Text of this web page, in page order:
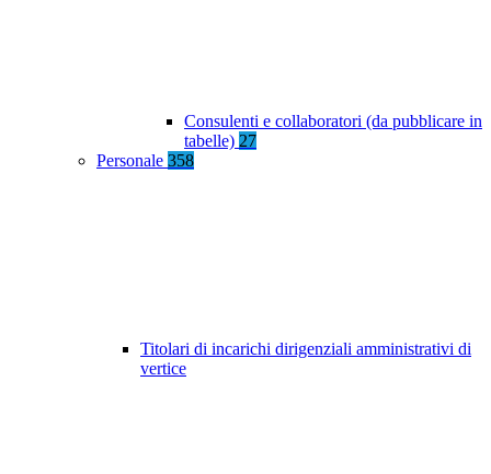
Consulenti e collaboratori (da pubblicare in
tabelle) 27
Personale 358
Titolari di incarichi dirigenziali amministrativi di
vertice